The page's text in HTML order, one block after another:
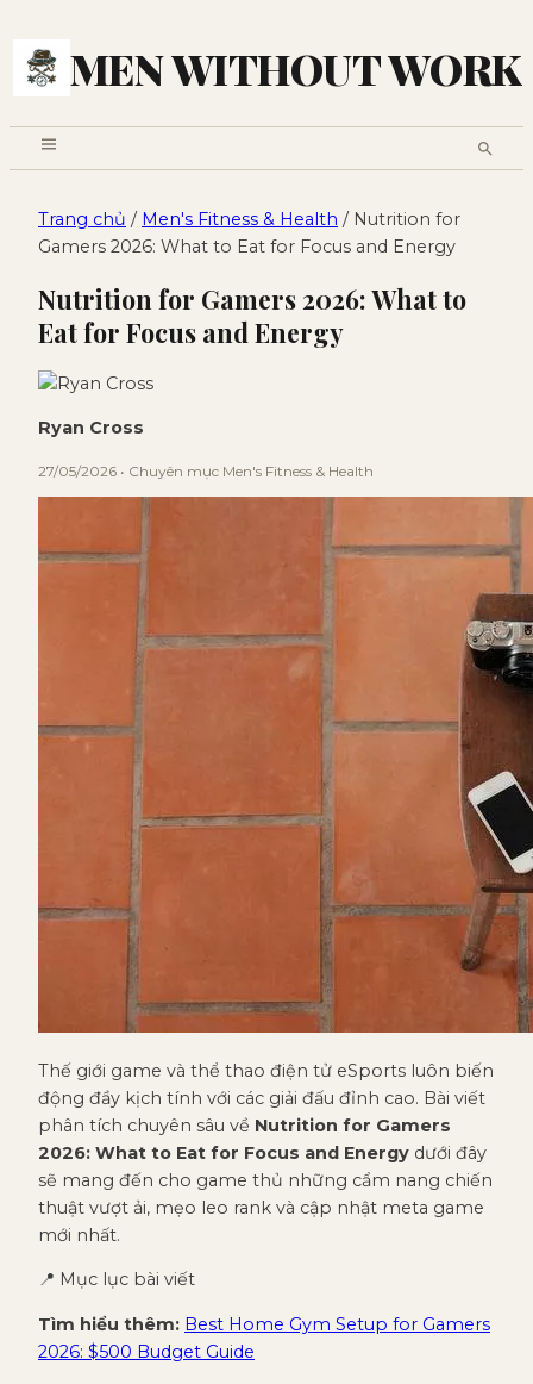
MEN WITHOUT WORK
Trang chủ / Men's Fitness & Health / Nutrition for
Gamers 2026: What to Eat for Focus and Energy
Nutrition for Gamers 2026: What to
Eat for Focus and Energy
Ryan Cross
27/05/2026 • Chuyên mục Men's Fitness & Health
Thế giới game và thể thao điện tử eSports luôn biến
động đầy kịch tính với các giải đấu đỉnh cao. Bài viết
phân tích chuyên sâu về Nutrition for Gamers
2026: What to Eat for Focus and Energy dưới đây
sẽ mang đến cho game thủ những cẩm nang chiến
thuật vượt ải, mẹo leo rank và cập nhật meta game
mới nhất.
📍 Mục lục bài viết
Tìm hiểu thêm: Best Home Gym Setup for Gamers
2026: $500 Budget Guide